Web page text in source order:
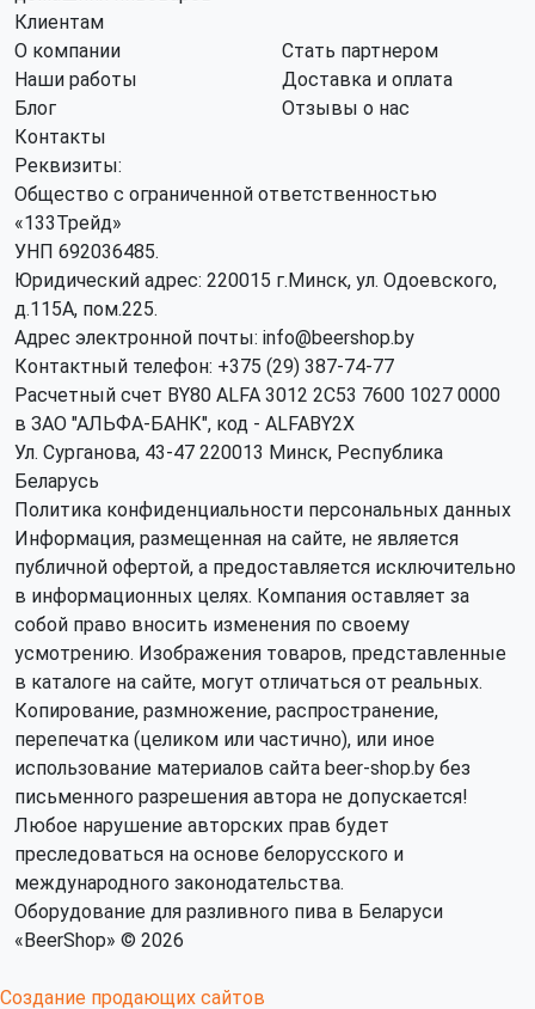
Клиентам
О компании
Стать партнером
Наши работы
Доставка и оплата
Блог
Отзывы о нас
Контакты
Реквизиты:
Общество с ограниченной ответственностью
«133Трейд»
УНП 692036485​.
Юридический адрес: 220015 г.Минск, ул. Одоевского,
д.115А, пом.225.
Адрес электронной почты: info@beershop.by
Контактный телефон: +375 (29) 387-74-77
Расчетный счет BY80 ALFA 3012 2C53 7600 1027 0000
в ЗАО "АЛЬФА-БАНК", код - ALFABY2X
Ул. Сурганова, 43-47 220013 Минск, Республика
Беларусь
Политика конфиденциальности персональных данных
Информация, размещенная на сайте, не является
публичной офертой, а предоставляется исключительно
в информационных целях. Компания оставляет за
собой право вносить изменения по своему
усмотрению. Изображения товаров, представленные
в каталоге на сайте, могут отличаться от реальных.
Копирование, размножение, распространение,
перепечатка (целиком или частично), или иное
использование материалов сайта beer-shop.by без
письменного разрешения автора не допускается!
Любое нарушение авторских прав будет
преследоваться на основе белорусского и
международного законодательства.
Оборудование для разливного пива в Беларуси
«BeerShop» © 2026
Создание продающих сайтов